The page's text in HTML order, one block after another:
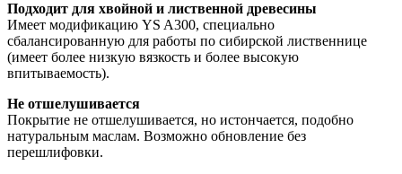
Подходит для хвойной и лиственной древесины
Имеет модификацию YS A300, специально
сбалансированную для работы по сибирской лиственнице
(имеет более низкую вязкость и более высокую
впитываемость).
Не отшелушивается
Покрытие не отшелушивается, но истончается, подобно
натуральным маслам. Возможно обновление без
перешлифовки.